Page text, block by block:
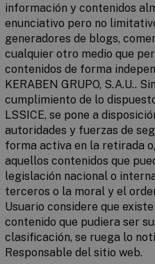
información y contenidos
enunciativo pero no
generadores de blogs,
cualquier otro medio que
contenidos de forma
KERABEN GRUPO, S.A.U..
cumplimiento de lo
LSSICE, se pone a
autoridades y fuerzas de
forma activa en la retirada
aquellos contenidos que
legislación nacional o
terceros o la moral y el
Usuario considere que
contenido que pudiera ser
clasificación, se ruega lo
Responsable del sitio web.